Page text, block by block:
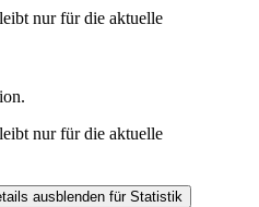
nur für die aktuelle
nur für die aktuelle
ausblenden für Statistik